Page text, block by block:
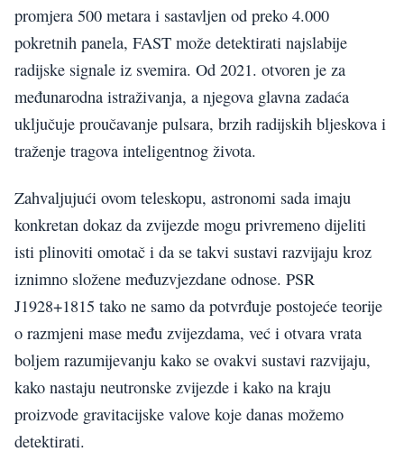
promjera 500 metara i sastavljen od preko 4.000
pokretnih panela, FAST može detektirati najslabije
radijske signale iz svemira. Od 2021. otvoren je za
međunarodna istraživanja, a njegova glavna zadaća
uključuje proučavanje pulsara, brzih radijskih bljeskova i
traženje tragova inteligentnog života.
Zahvaljujući ovom teleskopu, astronomi sada imaju
konkretan dokaz da zvijezde mogu privremeno dijeliti
isti plinoviti omotač i da se takvi sustavi razvijaju kroz
iznimno složene međuzvjezdane odnose. PSR
J1928+1815 tako ne samo da potvrđuje postojeće teorije
o razmjeni mase među zvijezdama, već i otvara vrata
boljem razumijevanju kako se ovakvi sustavi razvijaju,
kako nastaju neutronske zvijezde i kako na kraju
proizvode gravitacijske valove koje danas možemo
detektirati.